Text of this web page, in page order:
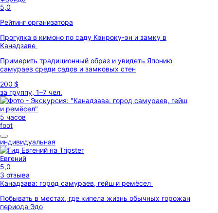
5,0
Рейтинг организатора
Прогулка в кимоно по саду Кэнроку-эн и замку в
Канадзаве
Примерить традиционный образ и увидеть Японию
самураев среди садов и замковых стен
200 $
за группу, 1–7 чел.
5 часов
foot
индивидуальная
Евгений
5,0
3 отзыва
Канадзава: город самураев, гейш и ремёсел
Побывать в местах, где кипела жизнь обычных горожан
периода Эдо